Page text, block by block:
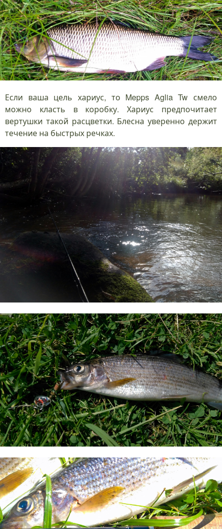
Если ваша цель хариус, то Mepps Aglia Tw смело
можно класть в коробку. Хариус предпочитает
вертушки такой расцветки. Блесна уверенно держит
течение на быстрых речках.